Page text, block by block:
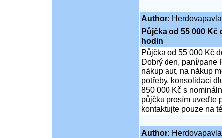
Author: Herdovapavla
Půjčka od 55 000 Kč
hodin
Půjčka od 55 000 Kč
Dobrý den, paní/pane
nákup aut, na nákup
potřeby, konsolidaci
850 000 Kč s
půjčku prosím uveďte
kontaktujte pouze na
Author: Herdovapavla